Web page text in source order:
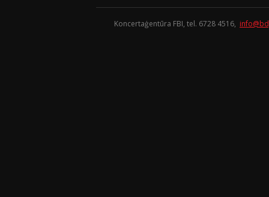
Koncertaģentūra FBI, tel. 6728 4516,